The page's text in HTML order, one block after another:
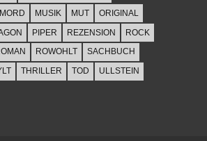
MORD MUSIK MUT
ORIGINAL
PIPER REZENSION
ROCK
ROWOHLT
SACHBUCH
THRILLER TOD
ULLSTEIN